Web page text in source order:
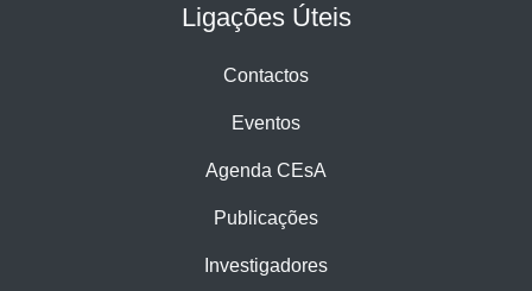
Ligações Úteis
Contactos
Eventos
Agenda CEsA
Publicações
Investigadores